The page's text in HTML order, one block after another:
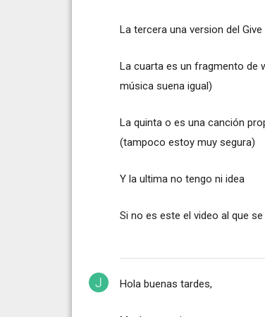
La tercera una version del
La cuarta es un fragmento de
música suena igual)
La quinta o es una canción
(tampoco estoy muy segura)
Y la ultima no tengo ni idea
Si no es este el video al que
Hola buenas tardes,